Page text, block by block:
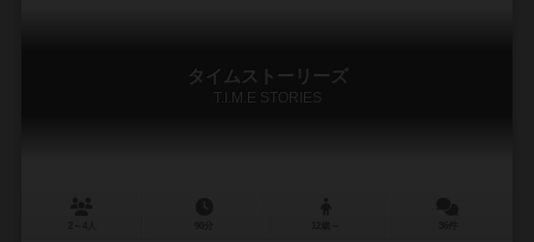
タイムストーリーズ
T.I.M.E STORIES